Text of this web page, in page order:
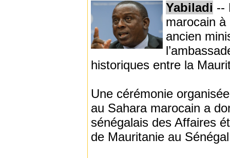
Yabiladi --
marocain
ancien
historiques entre la
Une cérémonie
au Sahara marocain a
sénégalais des Affaires
de Mauritanie au